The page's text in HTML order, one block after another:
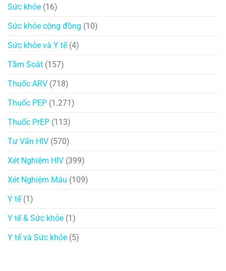
Sức khỏe (16)
Sức khỏe cộng đồng (10)
Sức khỏe và Y tế(4)
Tầm Soát (157)
Thuốc ARV (718)
Thuốc PEP (1.271)
Thuốc PrEP (113)
Tư Vấn HIV (570)
Xét Nghiệm HIV (399)
Xét Nghiệm Máu (109)
Y tế(1)
Y tế & Sức khỏe (1)
Y tế và Sức khỏe (5)